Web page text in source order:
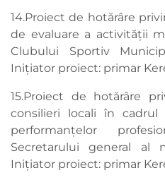
14.Proiect de hotărâre
de evaluare a activității
Clubului Sportiv
Inițiator proiect: primar
15.Proiect de hotărâre
consilieri locali în cadrul
performanțelor
Secretarului general al
Inițiator proiect: primar